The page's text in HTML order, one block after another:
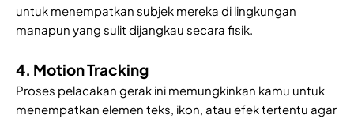
untuk menempatkan subjek mereka di lingkungan
manapun yang sulit dijangkau secara fisik.
4. Motion Tracking
Proses pelacakan gerak ini memungkinkan kamu untuk
menempatkan elemen teks, ikon, atau efek tertentu agar